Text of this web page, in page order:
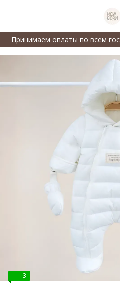
Принимаем оплаты по всем
3